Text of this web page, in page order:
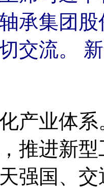
承集团
交流。
业体系
推进新
强国、